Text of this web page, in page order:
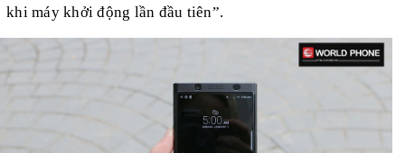
khi máy khởi động lần đầu tiên”.